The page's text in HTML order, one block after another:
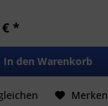
€ *
In den Warenkorb
Merken